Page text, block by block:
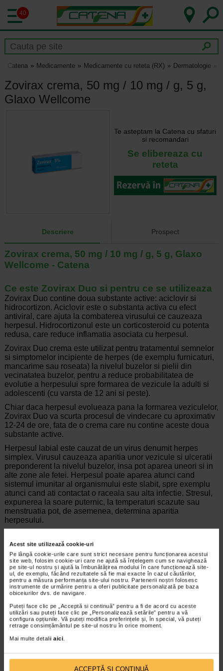
Acest site utilizează cookie-uri
Pe lângă cookie-urile care sunt strict necesare pentru funcționarea acestui
site web, folosim cookie-uri care ne ajută să înțelegem cum se navighează
pe site-ul nostru și ajută la îmbunătățirea modului în care funcționează site-
ul, de exemplu, făcând rezultatele să fie mai exacte în cazul căutărilor,
pentru a măsura performanța site-ului nostru. Partenerii noștri folosesc
instrumente de urmărire pentru a oferi publicitate personalizată pe baza
obiceiurilor dvs. de navigare.
Puteți face clic pe „Acceptă si continuă” pentru a fi de acord cu aceste
utilizări sau puteți face clic pe „Personalizează setările” pentru a vă
configura opțiunile. Vă puteți modifica preferințele și, în special, vă puteți
retrage consimțământul pe site-ul nostru în orice moment.
Mai multe detalii aici.
ACCEPTĂ SI CONTINUĂ
40
Catena Medicamente Medicamente cu reteta (RX) Dermatologie
Zovirax crema, 50 mg / 10 mg / g, 5 g,
Glaxo Wellcome
Te asteptam la Catena cu sfaturi
si recomandari
Se elibereaza cu
reteta
Descriere Prospect
Zovirax crema, 50 mg / 10 mg / g, 5 g, Glaxo
Wellcome - Catena
Ce este Zovirax Duo si pentru ce se utilizeaza
Zovirax Duo contine doua substante active: aciclovir si
hidrocortizon. Aciclovir este o substanta activa cu efect
antiviral, care ajuta la combaterea virusului ce cauzeaza
herpesul. Hidrocortizonul este un corticosteroid cu potenta
redusa, care reduce inflamatia asociata cu herpesul.
Zovirax Duo crema este utilizat pentru tratamentul semnelor
si simptomelor incipiente de herpes (de exemplu furnicaturi,
mancarime sau roseata) la nivelul buzelor si pielii din
vecinatatea buzelor, pentru a reduce probabilitatea de
evolutie a herpesului spre formarea de vezicule la adulti si
adolescenti (cu varsta de 12 ani si peste).
Chiar daca herpesul evolueaza pana la formarea veziculelor,
Zovirax Duo va scurta procesul de vindecare cu aproximativ
12-24 de ore, fata de o crema care nu contine aceste doua
substante active.
Herpesul labial este cauzat de un virus denumit herpes
simplex. Virusul cauzeaza aparitia unor vezicule si ulceratii
preponderent la nivelul buzelor, insa pot aparea uneori si in
alte zone ale fetei. Herpesul poate aparea atunci cand
sistemul imunitar al organismului este slabit, spre exemplu
atunci cand ati contactat o raceala sau alta infectie. Stresul,
expunerea la soare puternic, la temperaturi scazute sau
menstruatia pot, de asemenea, determina aparitia
herpesului.
dumneavoastra persista pe o perioada de 5 zile dupa ce ati
incetat tratamentul.
Producator: GLAXO WELLCOME ANGLIA
ARTICOLE RECOMANDATE
Boli infectioase
Sunt foarte multe persoane care ajung sa